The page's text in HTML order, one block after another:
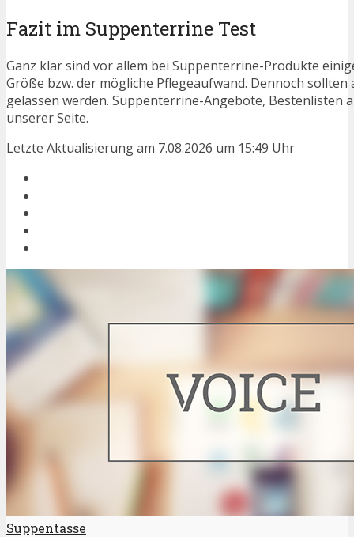
Fazit im Suppenterrine Test
Ganz klar sind vor allem bei Suppenterrine-Produkte
Größe bzw. der mögliche Pflegeaufwand. Dennoch
gelassen werden. Suppenterrine-Angebote, Bestenlisten
unserer Seite.
Letzte Aktualisierung am 7.08.2026 um 15:49 Uhr
Suppentasse